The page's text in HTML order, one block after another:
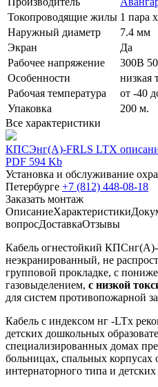
Токопроводящие жилы 1 пара
Наружный диаметр
7.4 мм
Экран
Да
Рабочее напряжение
300В
Особенности
низкая
Рабочая температура
от -40
Упаковка
200 м.
Все характеристики
КПСЭнг(А)-FRLS LTX
PDF 594 Kb
Установка и обслуживание
Петербурге +7 (812) 448-08-18
Заказать монтаж
ОписаниеХарактеристики
вопросДоставкаОтзывы
Кабель огнестойкий
неэкранированный, не
групповой прокладке, с
газовыделением, с низкой
для систем противопожарной
Кабель с индексом нг -LTx
детских дошкольных
специализированных домах
больницах, спальных корпусах
интернаторного типа и